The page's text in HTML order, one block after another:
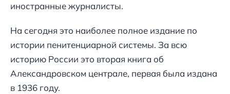
иностранные журналисты.
На сегодня это наиболее полное издание по
истории пенитенциарной системы. За всю
историю России это вторая книга об
Александровском централе, первая была издана
в 1936 году.